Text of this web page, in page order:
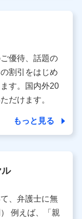
いて個人情報
合がありま
以下のとおり個
まの識別子、属
関する情報。例
、家族構成、住
どが含まれます。
種サービスなどの
優待、話題の
割引をはじめ
す。国内外20
だけます。
もっと見る
、弁護士に無
例えば、「親